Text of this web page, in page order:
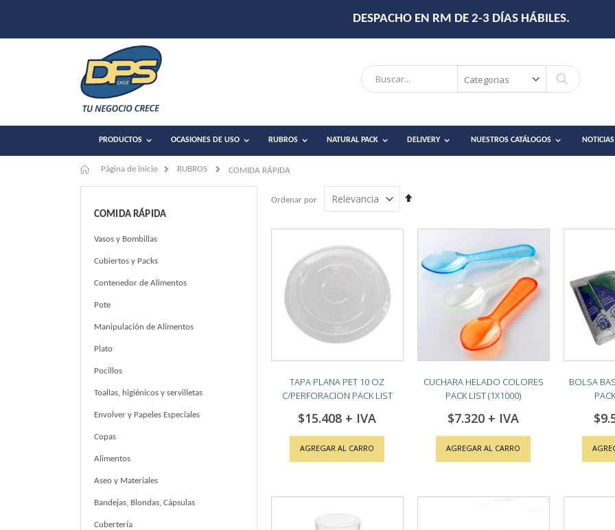
DESPACHO EN RM DE 2-3 DÍAS HÁBILES.
Search
PRODUCTOS OCASIONES DE USO RUBROS NATURAL PACK DELIVERY NUESTROS CATÁLOGOS NOTICIAS
Página de inicio RUBROS COMIDA RÁPIDA
Ordenar por
TAPA PLANA PET 10 OZ
C/PERFORACION PACK LIST
$15.408
AGREGAR AL CARRO
CUCHARA HELADO COLORES
PACK LIST (1X1000)
$7.320
AGREGAR AL CARRO
BOLSA
COMIDA RÁPIDA
Vasos y Bombillas
Cubiertos y Packs
Contenedor de Alimentos
Pote
Manipulación de Alimentos
Plato
Pocillos
Toallas, higiénicos y servilletas
Envolver y Papeles Especiales
Copas
Alimentos
Aseo y Materiales
Bandejas, Blondas, Cápsulas
Cubertería